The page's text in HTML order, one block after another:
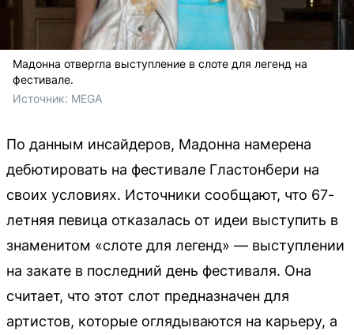
Мадонна отвергла выступление в слоте для легенд на
фестивале.
Источник: MEGA
По данным инсайдеров, Мадонна намерена
дебютировать на фестивале Гластонбери на
своих условиях. Источники сообщают, что 67-
летняя певица отказалась от идеи выступить в
знаменитом «слоте для легенд» — выступлении
на закате в последний день фестиваля. Она
считает, что этот слот предназначен для
артистов, которые оглядываются на карьеру, а